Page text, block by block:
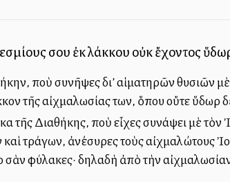
σου ἐκ λάκκου οὐκ ἔχοντος
ποὺ συνῆψες δι’ αἱματηρῶν θυσιῶν
τῆς αἰχμαλωσίας των, ὅπου οὔτε ὕδωρ
Διαθήκης, ποὺ εἶχες συνάψει μὲ τὸν
τράγων, ἀνέσυρες τοὺς αἰχμαλώτους
φύλακες· δηλαδὴ ἀπὸ τὴν